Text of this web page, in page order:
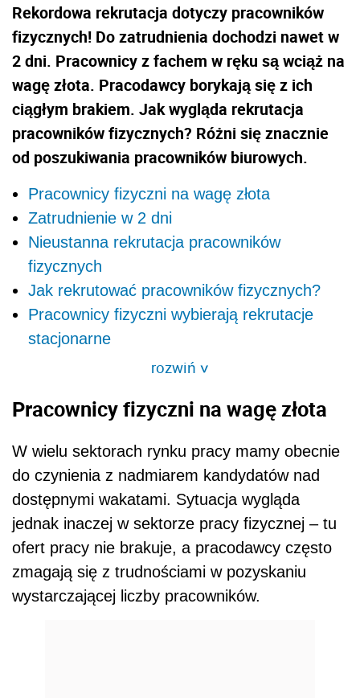
Rekordowa rekrutacja dotyczy pracowników
fizycznych! Do zatrudnienia dochodzi nawet w
2 dni. Pracownicy z fachem w ręku są wciąż na
wagę złota. Pracodawcy borykają się z ich
ciągłym brakiem. Jak wygląda rekrutacja
pracowników fizycznych? Różni się znacznie
od poszukiwania pracowników biurowych.
Pracownicy fizyczni na wagę złota
Zatrudnienie w 2 dni
Nieustanna rekrutacja pracowników
fizycznych
Jak rekrutować pracowników fizycznych?
Pracownicy fizyczni wybierają rekrutacje
stacjonarne
rozwiń>
Pracownicy fizyczni na wagę złota
W wielu sektorach rynku pracy mamy obecnie
do czynienia z nadmiarem kandydatów nad
dostępnymi wakatami. Sytuacja wygląda
jednak inaczej w sektorze pracy fizycznej – tu
ofert pracy nie brakuje, a pracodawcy często
zmagają się z trudnościami w pozyskaniu
wystarczającej liczby pracowników.